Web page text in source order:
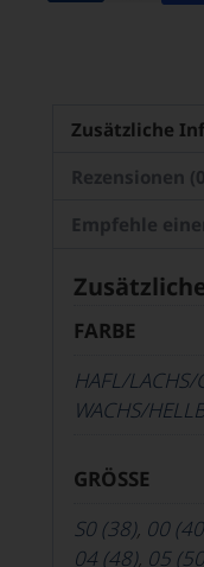
Zusätzliche
Rezensionen
Empfehle
FARBE
HAFL/LACHS/
WACHS/
GRÖSSE
S0 (38), 00
04 (48), 05